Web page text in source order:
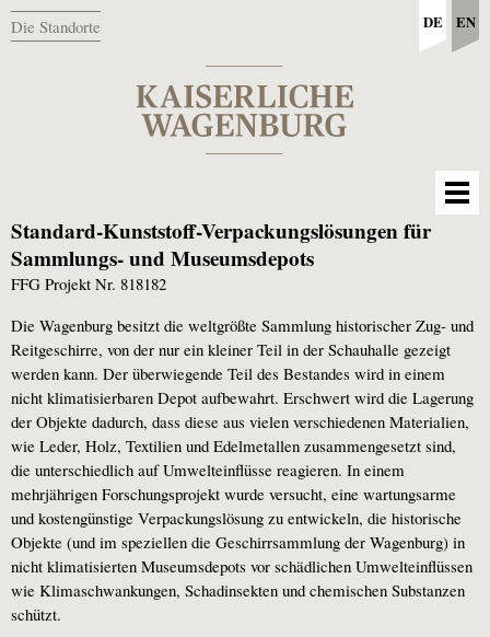
Die Standorte DE EN
Standard-Kunststoff-Verpackungslösungen für
Sammlungs- und Museumsdepots
FFG Projekt Nr. 818182
Die Wagenburg besitzt die weltgrößte Sammlung historischer Zug- und
Reitgeschirre, von der nur ein kleiner Teil in der Schauhalle gezeigt
werden kann. Der überwiegende Teil des Bestandes wird in einem
nicht klimatisierbaren Depot aufbewahrt. Erschwert wird die Lagerung
der Objekte dadurch, dass diese aus vielen verschiedenen Materialien,
wie Leder, Holz, Textilien und Edelmetallen zusammengesetzt sind,
die unterschiedlich auf Umwelteinflüsse reagieren. In einem
mehrjährigen Forschungsprojekt wurde versucht, eine wartungsarme
und kostengünstige Verpackungslösung zu entwickeln, die historische
Objekte (und im speziellen die Geschirrsammlung der Wagenburg) in
nicht klimatisierten Museumsdepots vor schädlichen Umwelteinflüssen
wie Klimaschwankungen, Schadinsekten und chemischen Substanzen
schützt.